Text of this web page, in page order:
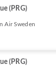
(PRG)
Air Sweden
(PRG)